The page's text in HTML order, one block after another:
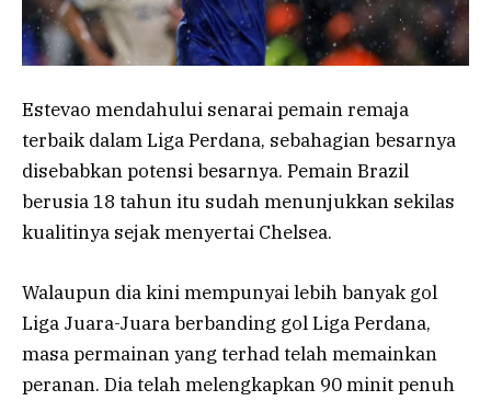
Estevao mendahului senarai pemain remaja
terbaik dalam Liga Perdana, sebahagian besarnya
disebabkan potensi besarnya. Pemain Brazil
berusia 18 tahun itu sudah menunjukkan sekilas
kualitinya sejak menyertai Chelsea.
Walaupun dia kini mempunyai lebih banyak gol
Liga Juara-Juara berbanding gol Liga Perdana,
masa permainan yang terhad telah memainkan
peranan. Dia telah melengkapkan 90 minit penuh